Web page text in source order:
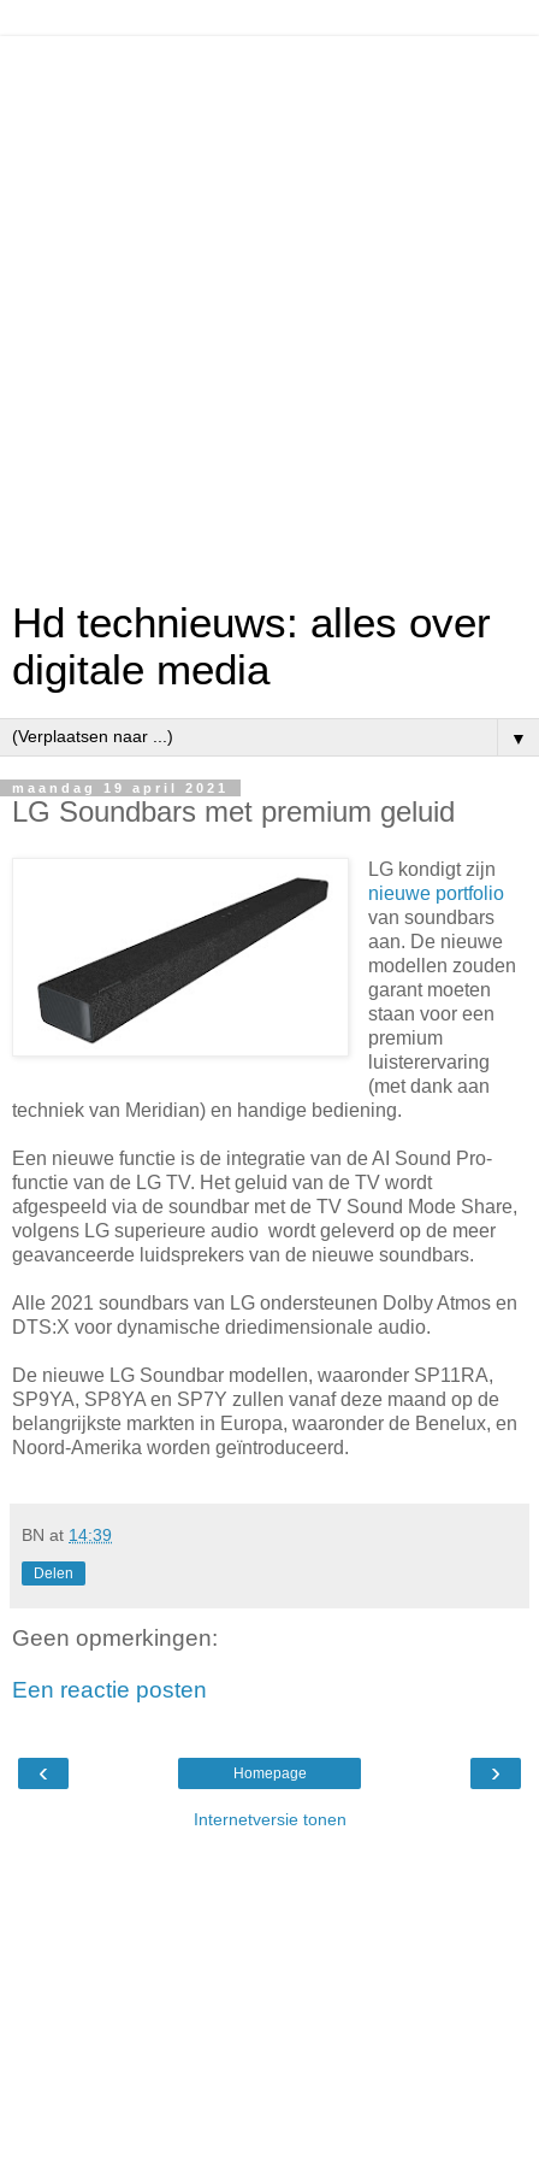
Hd technieuws: alles over
digitale media
▼
maandag 19 april 2021
LG Soundbars met premium geluid
LG kondigt zijn
nieuwe portfolio
van soundbars
aan. De nieuwe
modellen zouden
garant moeten
staan voor een
premium
luisterervaring
(met dank aan
techniek van Meridian) en handige bediening.
Een nieuwe functie is de integratie van de AI Sound Pro-
functie van de LG TV. Het geluid van de TV wordt
afgespeeld via de soundbar met de TV Sound Mode Share,
volgens LG superieure audio wordt geleverd op de meer
geavanceerde luidsprekers van de nieuwe soundbars.
Alle 2021 soundbars van LG ondersteunen Dolby Atmos en
DTS:X voor dynamische driedimensionale audio.
De nieuwe LG Soundbar modellen, waaronder SP11RA,
SP9YA, SP8YA en SP7Y zullen vanaf deze maand op de
belangrijkste markten in Europa, waaronder de Benelux, en
Noord-Amerika worden geïntroduceerd.
BN at 14:39
Delen
Geen opmerkingen:
Een reactie posten
‹ ›
Homepage
Internetversie tonen